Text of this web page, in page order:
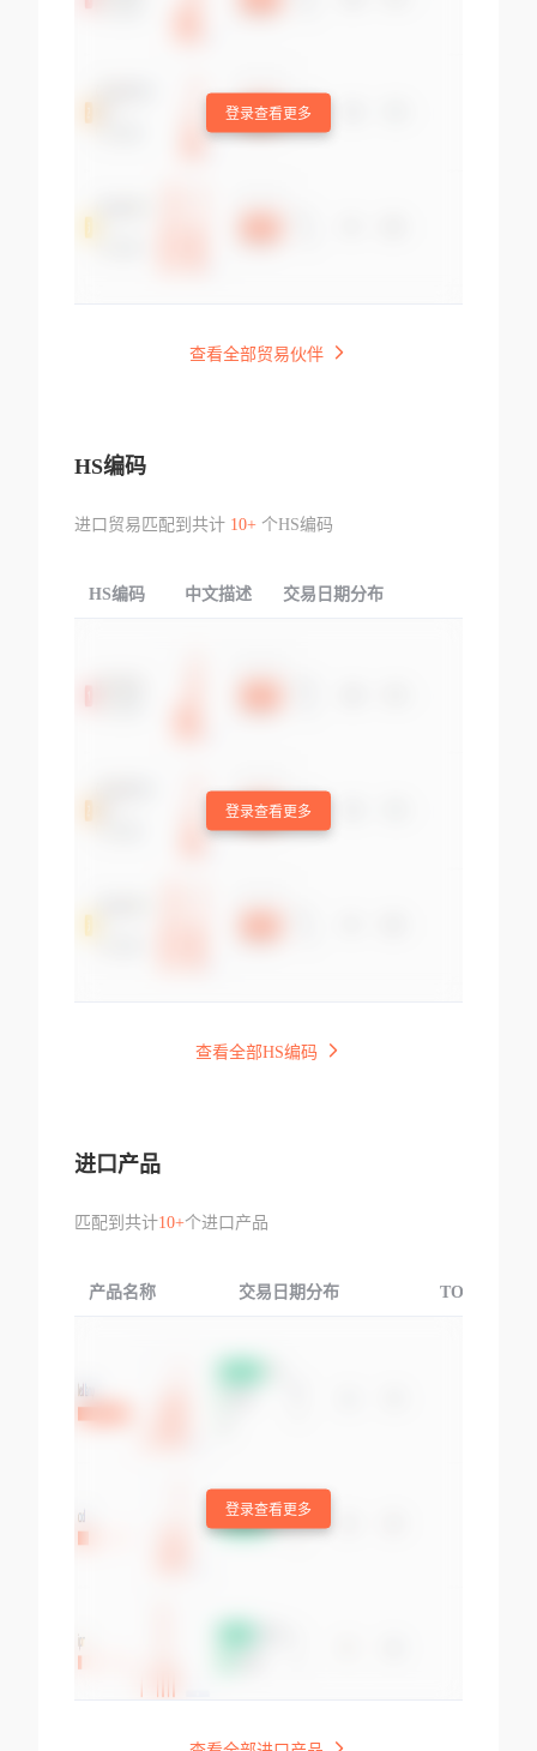
登录查看更多
查看全部贸易伙伴
HS编码
进口贸易匹配到共计 10+个HS编码
HS编码 中文描述 交易日期分布
登录查看更多
查看全部HS编码
进口产品
匹配到共计10+个进口产品
产品名称 交易日期分布 TOP3交易国
登录查看更多